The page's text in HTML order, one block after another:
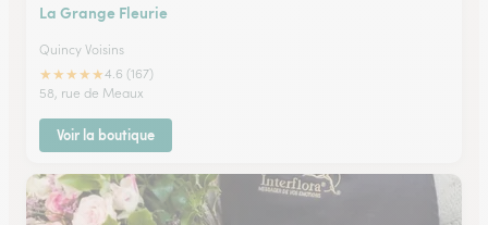
La Grange Fleurie
Quincy Voisins
★★★★★4.6 (167)
58, rue de Meaux
Voir la boutique